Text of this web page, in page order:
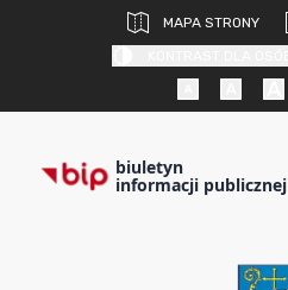
MAPA STRONY
biuletyn
informacji publicznej